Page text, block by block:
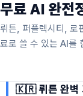
무료 AI 완전
뤼튼, 퍼플렉시티,
료로 쓸 수 있는 AI를
🇰🇷 뤼튼 완벽